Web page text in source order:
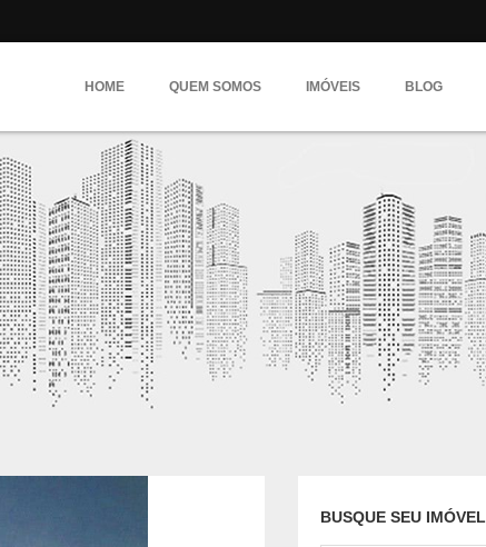
HOME QUEM SOMOS IMÓVEIS BLOG
BUSQUE SEU IMÓVEL